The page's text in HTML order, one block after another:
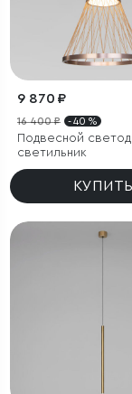
9 870 ₽
16 400 ₽ - 40 %
Подвесной
светильник
КУПИТЬ